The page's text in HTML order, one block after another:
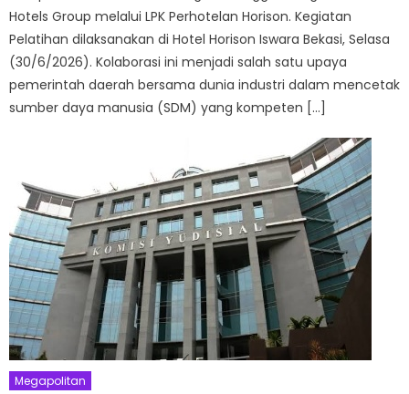
Hotels Group melalui LPK Perhotelan Horison. Kegiatan
Pelatihan dilaksanakan di Hotel Horison Iswara Bekasi, Selasa
(30/6/2026). Kolaborasi ini menjadi salah satu upaya
pemerintah daerah bersama dunia industri dalam mencetak
sumber daya manusia (SDM) yang kompeten […]
Megapolitan